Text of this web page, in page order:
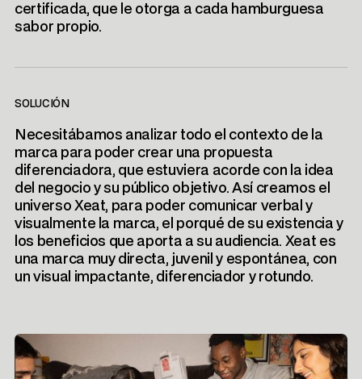
certificada, que le otorga a cada hamburguesa
sabor propio.
SOLUCIÓN
Necesitábamos analizar todo el contexto de la
marca para poder crear una propuesta
diferenciadora, que estuviera acorde con la idea
del negocio y su público objetivo. Así creamos el
universo Xeat, para poder comunicar verbal y
visualmente la marca, el porqué de su existencia y
los beneficios que aporta a su audiencia. Xeat es
una marca muy directa, juvenil y espontánea, con
un visual impactante, diferenciador y rotundo.